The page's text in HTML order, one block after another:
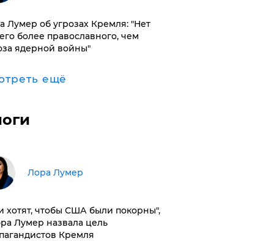
Лумер об угрозах Кремля: "Нет
более православного, чем
ядерной войны"
ещё
​Лора Лумер
хотят, чтобы США были покорны",
Лумер назвала цель
Кремля